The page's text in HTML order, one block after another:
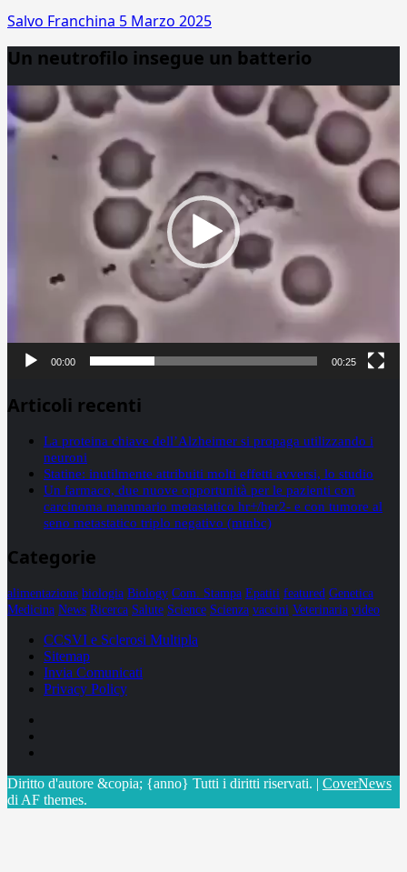
Salvo Franchina 5 Marzo 2025
Un neutrofilo insegue un batterio
Player
00:00 00:25
Articoli recenti
La proteina chiave dell’Alzheimer si propaga utilizzando i
neuroni
Statine: inutilmente attribuiti molti effetti avversi, lo studio
Un farmaco, due nuove opportunità per le pazienti con
carcinoma mammario metastatico hr+/her2- e con tumore al
seno metastatico triplo negativo (mtnbc)
Categorie
alimentazione biologia Biology Com. Stampa Epatiti featured Genetica
Medicina News Ricerca Salute Science Scienza vaccini Veterinaria video
CCSVI e Sclerosi Multipla
Sitemap
Invia Comunicati
Privacy Policy
Diritto d'autore &copia; {anno} Tutti i diritti riservati. | CoverNews
di AF themes.